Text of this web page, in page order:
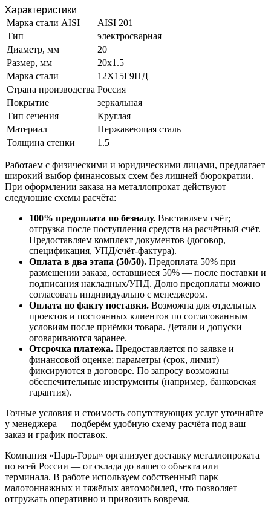
Характеристики
Марка стали AISI
AISI 201
Тип
электросварная
Диаметр, мм
20
Размер, мм
20х1.5
Марка стали
12Х15Г9НД
Страна производства Россия
Покрытие
зеркальная
Тип сечения
Круглая
Материал
Нержавеющая сталь
Толщина стенки
1.5
Работаем с физическими и юридическими лицами, предлагает
широкий выбор финансовых схем без лишней бюрократии.
При оформлении заказа на металлопрокат действуют
следующие схемы расчёта:
100% предоплата по безналу. Выставляем счёт;
отгрузка после поступления средств на расчётный счёт.
Предоставляем комплект документов (договор,
спецификация, УПД/счёт-фактура).
Оплата в два этапа (50/50). Предоплата 50% при
размещении заказа, оставшиеся 50% — после поставки и
подписания накладных/УПД. Долю предоплаты можно
согласовать индивидуально с менеджером.
Оплата по факту поставки. Возможна для отдельных
проектов и постоянных клиентов по согласованным
условиям после приёмки товара. Детали и допуски
оговариваются заранее.
Отсрочка платежа. Предоставляется по заявке и
финансовой оценке; параметры (срок, лимит)
фиксируются в договоре. По запросу возможны
обеспечительные инструменты (например, банковская
гарантия).
Точные условия и стоимость сопутствующих услуг уточняйте
у менеджера — подберём удобную схему расчёта под ваш
заказ и график поставок.
Компания «Царь-Горы» организует доставку металлопроката
по всей России — от склада до вашего объекта или
терминала. В работе используем собственный парк
малотоннажных и тяжёлых автомобилей, что позволяет
отгружать оперативно и привозить вовремя.